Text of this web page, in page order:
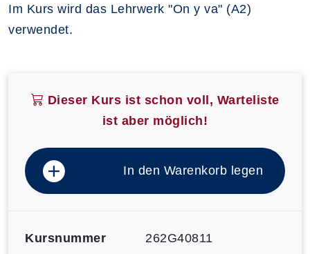
Im Kurs wird das Lehrwerk "On y va" (A2)
verwendet.
Dieser Kurs ist schon voll, Warteliste
ist aber möglich!
In den Warenkorb legen
Kursnummer 262G40811